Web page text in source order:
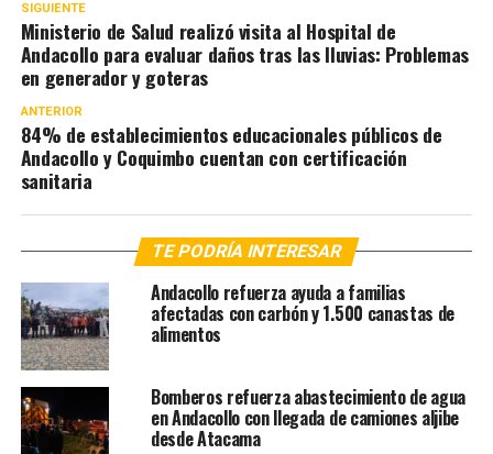
SIGUIENTE
Ministerio de Salud realizó visita al Hospital de
Andacollo para evaluar daños tras las lluvias: Problemas
en generador y goteras
ANTERIOR
84% de establecimientos educacionales públicos de
Andacollo y Coquimbo cuentan con certificación
sanitaria
TE PODRÍA INTERESAR
Andacollo refuerza ayuda a familias
afectadas con carbón y 1.500 canastas de
alimentos
Bomberos refuerza abastecimiento de agua
en Andacollo con llegada de camiones aljibe
desde Atacama